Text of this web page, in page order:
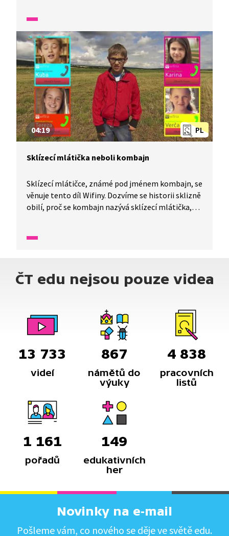
oblíbené jídlo? Tak začněte s Brďem zkoumat.
PL
04:19
Sklízecí mlátička neboli kombajn
Sklízecí mlátičce, známé pod jménem kombajn, se
věnuje tento díl Wifiny. Dozvíme se historii sklizně
obilí, proč se kombajn nazývá sklízecí mlátička,
podle GPS bez řidiče?
ČT edu nejsou pouze videa
13 733
videí
867
námětů do
výuky
4 838
pracovních
listů
1 161
pořadů
149
edukativních
her
Novinky na e-mail
Pošleme vám, co nového se děje ve světě edu.